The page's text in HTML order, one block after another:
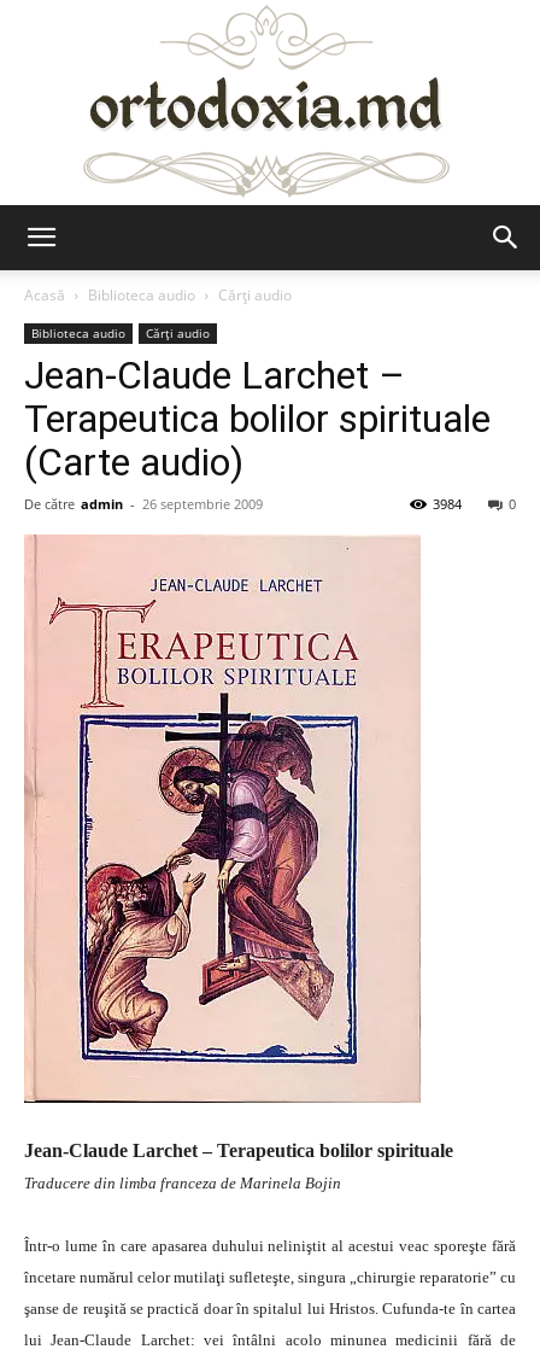
Acasă
Biblioteca audio Cărți audio
Biblioteca audio Cărți audio
Jean-Claude Larchet –
Terapeutica bolilor spirituale
(Carte audio)
De către admin - 26 septembrie 2009 0
3984
Jean-Claude Larchet – Terapeutica bolilor spirituale
Traducere din limba franceza de Marinela Bojin
Într-o lume în care apasarea duhului neliniştit al acestui veac sporeşte fără
încetare numărul celor mutilaţi sufleteşte, singura „chirurgie reparatorie” cu
şanse de reuşită se practică doar în spitalul lui Hristos. Cufunda-te în cartea
lui Jean-Claude Larchet: vei întâlni acolo minunea medicinii fără de